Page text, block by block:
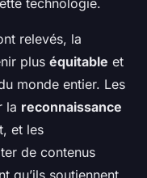
technologie.
relevés, la
plus équitable et
monde entier. Les
la reconnaissance
et les
de contenus